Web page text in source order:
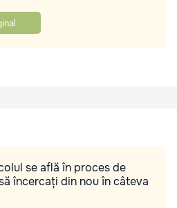
se află în proces de
încercați din nou în câteva